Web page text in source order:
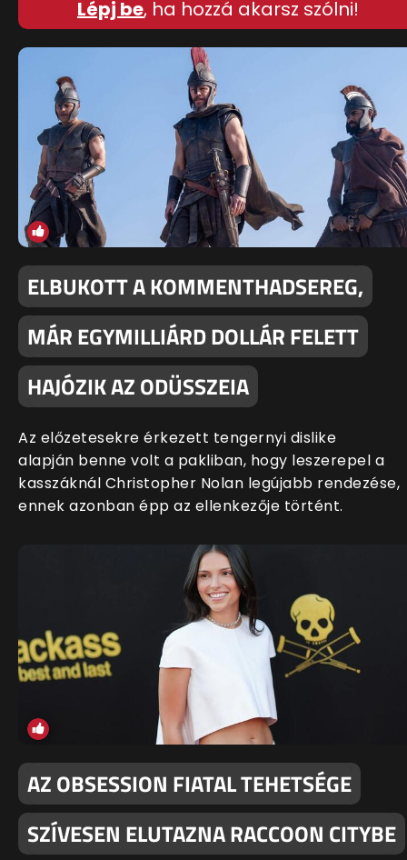
Lépj be, ha hozzá akarsz szólni!
ELBUKOTT A KOMMENTHADSEREG,
MÁR EGYMILLIÁRD DOLLÁR FELETT
HAJÓZIK AZ ODÜSSZEIA
Az előzetesekre érkezett tengernyi dislike
alapján benne volt a pakliban, hogy leszerepel a
kasszáknál Christopher Nolan legújabb rendezése,
ennek azonban épp az ellenkezője történt.
AZ OBSESSION FIATAL TEHETSÉGE
SZÍVESEN ELUTAZNA RACCOON CITYBE